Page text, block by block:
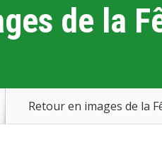
de la
Retour en images de la